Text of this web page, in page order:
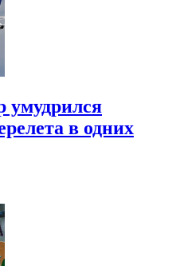
в одних